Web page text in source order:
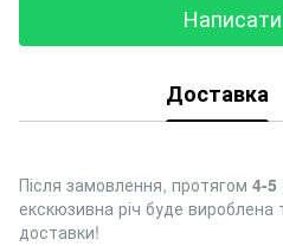
Написати
Доставка
Після замовлення, протягом 4-5
екскюзивна річ буде
доставки!